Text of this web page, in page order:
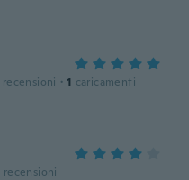
recensioni · 1 caricamenti
recensioni